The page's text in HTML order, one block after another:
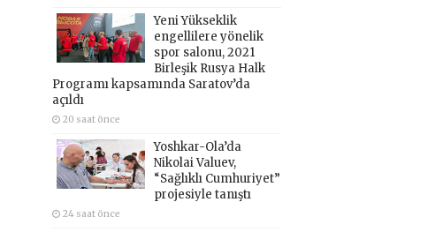
Yeni Yükseklik
engellilere yönelik
spor salonu, 2021
Birleşik Rusya Halk
Programı kapsamında Saratov’da
açıldı
20 saat önce
Yoshkar-Ola’da
Nikolai Valuev,
“Sağlıklı Cumhuriyet”
projesiyle tanıştı
24 saat önce